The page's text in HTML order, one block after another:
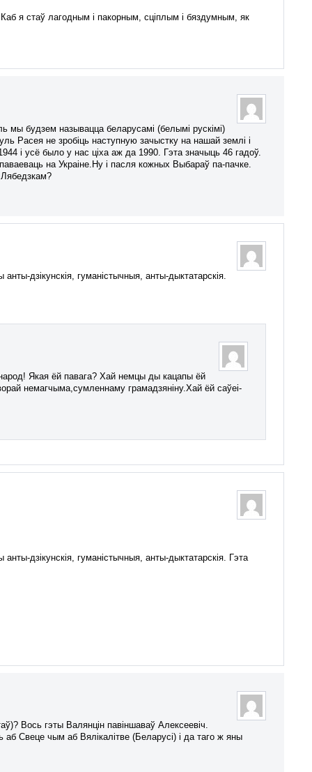
я стаў лагодным і пакорным, сціплым і бяздумным, як
мы будзем называцца беларусамі (белымі рускімі)
Расея не зробіць наступную зачыстку на нашай землі і
і усё было у нас ціха аж да 1990. Гэта значыць 46 гадоў.
на Украіне.Ну і пасля кожных Выбараў па-пачке.
дзікунскія, гуманістычныя, анты-дыктатарскія.
Якая ёй павага? Хай немцы ды кацапы ёй
немагчыма,сумленнаму грамадзяніну.Хай ёй саўеі-
дзікунскія, гуманістычныя, анты-дыктатарскія. Гэта
Вось гэты Валянцін павіншаваў Алексеевіч.
Свеце чым аб Вялікалітве (Беларусі) і да таго ж яны